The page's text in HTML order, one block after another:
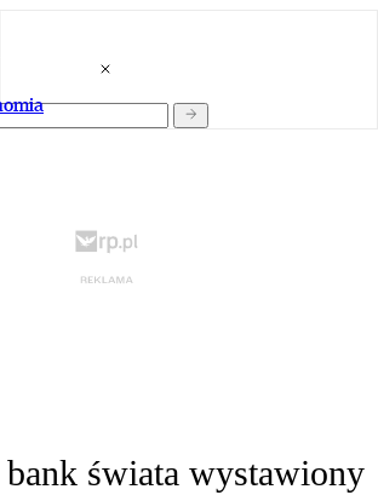
świata wystawiony